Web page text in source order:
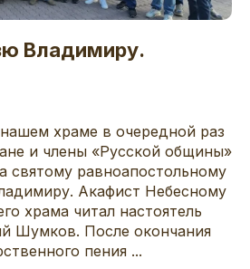
Владимиру.
храме в очередной раз
и члены «Русской общины»
святому равноапостольному
Акафист Небесному
храма читал настоятель
Шумков. После окончания
пения ...